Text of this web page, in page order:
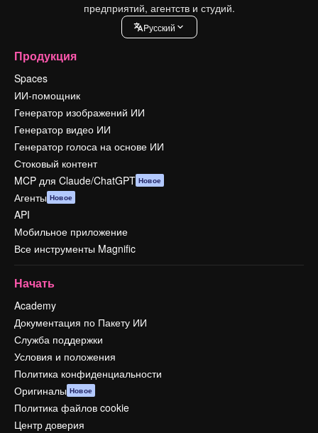
предприятий, агентств и студий.
Pусский
Продукция
Spaces
ИИ-помощник
Генератор изображений ИИ
Генератор видео ИИ
Генератор голоса на основе ИИ
Стоковый контент
MCP для Claude/ChatGPT Новое
Агенты Новое
API
Мобильное приложение
Все инструменты Magnific
Начать
Academy
Документация по Пакету ИИ
Служба поддержки
Условия и положения
Политика конфиденциальности
Оригиналы Новое
Политика файлов cookie
Центр доверия